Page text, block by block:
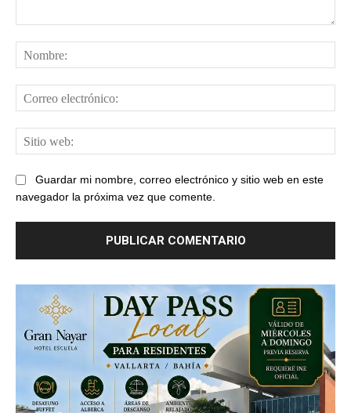
Guardar mi nombre, correo electrónico y sitio web en este
navegador la próxima vez que comente.